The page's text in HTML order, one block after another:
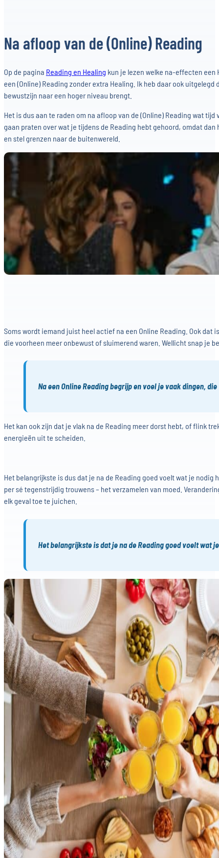
Na afloop van de (Online) Reading
Op de pagina Reading en Healing kun je lezen welke na-effecten
een (Online) Reading zonder extra Healing. Ik heb daar ook
bewustzijn naar een hoger niveau brengt.
Het is dus aan te raden om na afloop van de (Online) Reading wat
gaan praten over wat je tijdens de Reading hebt gehoord, omdat
en stel grenzen naar de buitenwereld.
Soms wordt iemand juist heel actief na een Online Reading. Ook
die voorheen meer onbewust of sluimerend waren. Wellicht snap je
Na een Online Reading begrijp en voel je vaak dingen,
Het kan ook zijn dat je vlak na de Reading meer dorst hebt, of flink
energieën uit te scheiden.
Het belangrijkste is dus dat je na de Reading goed voelt wat je
per sé tegenstrijdig trouwens – het verzamelen van moed.
elk geval toe te juichen.
Het belangrijkste is dat je na de Reading goed voelt wat